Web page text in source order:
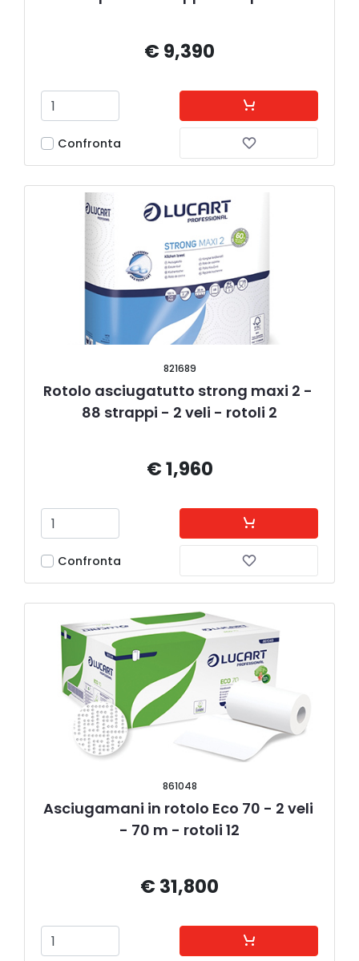
€ 9,390
Confronta
821689
Rotolo asciugatutto strong maxi 2 -
88 strappi - 2 veli - rotoli 2
€ 1,960
Confronta
861048
Asciugamani in rotolo Eco 70 - 2 veli
- 70 m - rotoli 12
€ 31,800